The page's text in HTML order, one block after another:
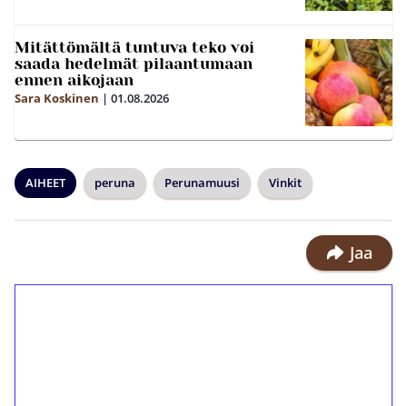
Mitättömältä tuntuva teko voi
saada hedelmät pilaantumaan
ennen aikojaan
Sara Koskinen | 01.08.2026
AIHEET peruna Perunamuusi Vinkit
Jaa